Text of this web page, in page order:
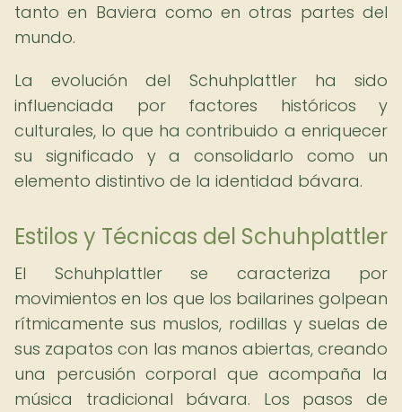
tanto en Baviera como en otras partes del
mundo.
La evolución del Schuhplattler ha sido
influenciada por factores históricos y
culturales, lo que ha contribuido a enriquecer
su significado y a consolidarlo como un
elemento distintivo de la identidad bávara.
Estilos y Técnicas del Schuhplattler
El Schuhplattler se caracteriza por
movimientos en los que los bailarines golpean
rítmicamente sus muslos, rodillas y suelas de
sus zapatos con las manos abiertas, creando
una percusión corporal que acompaña la
música tradicional bávara. Los pasos de